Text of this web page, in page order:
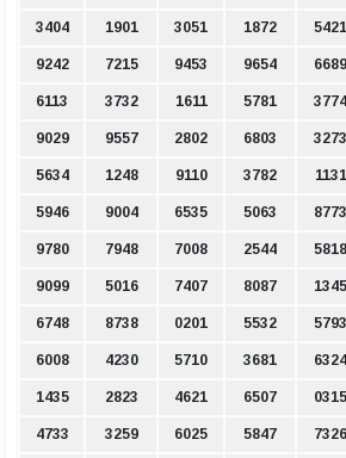
3404 1901 3051 1872 5421
9242 7215 9453 9654 6689
6113 3732 1611 5781 3774
9029 9557 2802 6803 3273
5634 1248 9110 3782 1131
5946 9004 6535 5063 8773
9780 7948 7008 2544 5818
9099 5016 7407 8087 1345
6748 8738 0201 5532 5793
6008 4230 5710 3681 6324
1435 2823 4621 6507 0315
4733 3259 6025 5847 7326